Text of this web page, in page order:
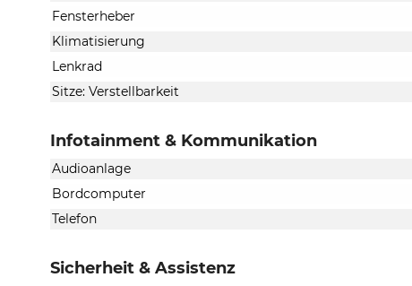
Fensterheber
Klimatisierung
Lenkrad
Sitze: Verstellbarkeit
Infotainment & Kommunikation
Audioanlage
Bordcomputer
Telefon
Sicherheit & Assistenz